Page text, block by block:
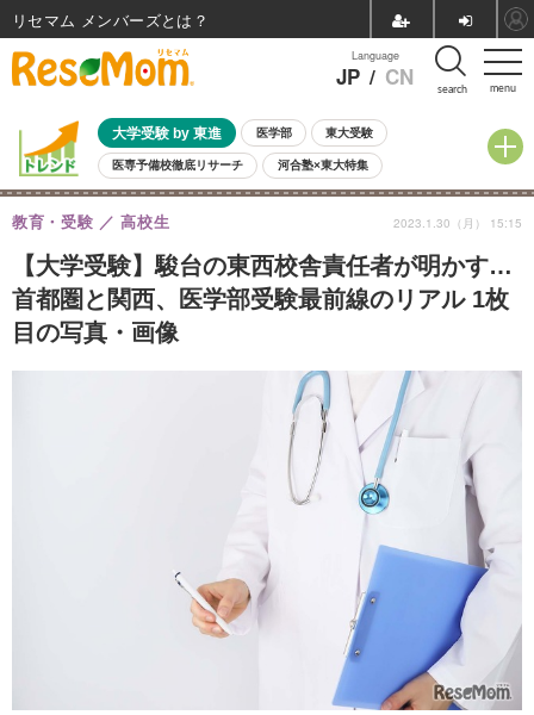
menu
Language
JP / CN search
大学受験 by 東進 医学部 東大受験
医専予備校徹底リサーチ 河合塾×東大特集
親子で考える大学選び 高校受験 中学受験 小学校受験
共通テスト 夏休み
8月開催イベント・WS 全国公立高校 過去問 人気記事
自由研究教材（小学生向け） 自由研究教材（中学生向け） ランキング
【大学受験】駿台の東西校舎責任者が明かす…
首都圏と関西、医学部受験最前線のリアル 1枚
目の写真・画像
教育・受験 高校生 2023.1.30（月） 15:15
リセマム メンバーズ